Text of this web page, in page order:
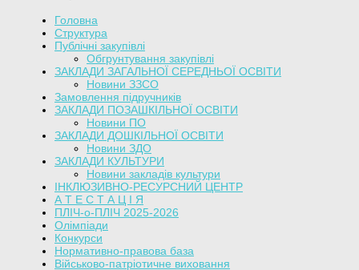
Головна
Структура
Публічні закупівлі
Обгрунтування закупівлі
ЗАКЛАДИ ЗАГАЛЬНОЇ СЕРЕДНЬОЇ ОСВІТИ
Новини ЗЗСО
Замовлення підручників
ЗАКЛАДИ ПОЗАШКІЛЬНОЇ ОСВІТИ
Новини ПО
ЗАКЛАДИ ДОШКІЛЬНОЇ ОСВІТИ
Новини ЗДО
ЗАКЛАДИ КУЛЬТУРИ
Новини закладів культури
ІНКЛЮЗИВНО-РЕСУРСНИЙ ЦЕНТР
А Т Е С Т А Ц І Я
ПЛІЧ-о-ПЛІЧ 2025-2026
Олімпіади
Конкурси
Нормативно-правова база
Військово-патріотичне виховання